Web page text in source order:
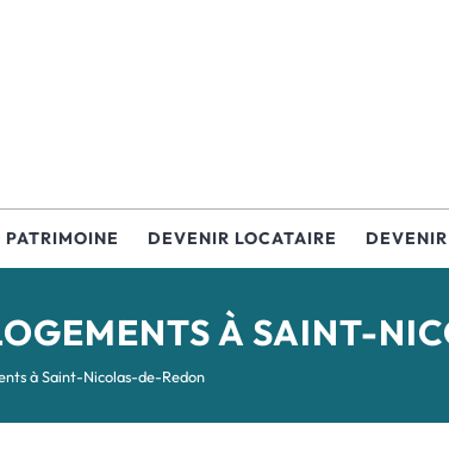
PATRIMOINE DEVENIR LOCATAIRE
À SAINT-
à Saint-Nicolas-de-Redon